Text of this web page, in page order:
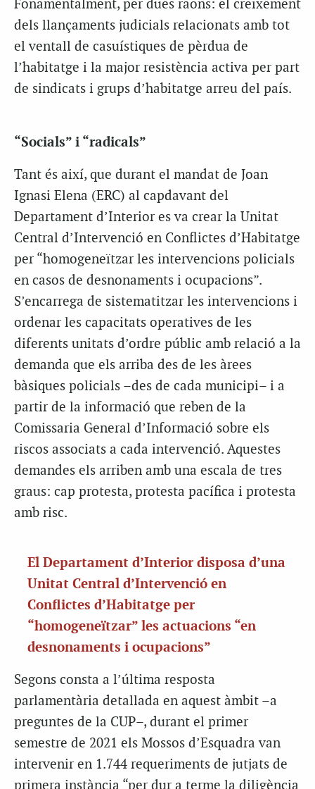
Fonamentalment, per dues raons: el creixement
dels llançaments judicials relacionats amb tot
el ventall de casuístiques de pèrdua de
l’habitatge i la major resistència activa per part
de sindicats i grups d’habitatge arreu del país.
“Socials” i “radicals”
Tant és així, que durant el mandat de Joan
Ignasi Elena (ERC) al capdavant del
Departament d’Interior es va crear la Unitat
Central d’Intervenció en Conflictes d’Habitatge
per “homogeneïtzar les intervencions policials
en casos de desnonaments i ocupacions”.
S’encarrega de sistematitzar les intervencions i
ordenar les capacitats operatives de les
diferents unitats d’ordre públic amb relació a la
demanda que els arriba des de les àrees
bàsiques policials –des de cada municipi– i a
partir de la informació que reben de la
Comissaria General d’Informació sobre els
riscos associats a cada intervenció. Aquestes
demandes els arriben amb una escala de tres
graus: cap protesta, protesta pacífica i protesta
amb risc.
El Departament d’Interior disposa d’una
Unitat Central d’Intervenció en
Conflictes d’Habitatge per
“homogeneïtzar” les actuacions “en
desnonaments i ocupacions”
Segons consta a l’última resposta
parlamentària detallada en aquest àmbit –a
preguntes de la CUP–, durant el primer
semestre de 2021 els Mossos d’Esquadra van
intervenir en 1.744 requeriments de jutjats de